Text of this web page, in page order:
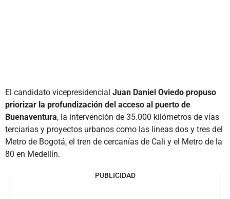
El candidato vicepresidencial Juan Daniel Oviedo propuso
priorizar la profundización del acceso al puerto de
Buenaventura, la intervención de 35.000 kilómetros de vías
terciarias y proyectos urbanos como las líneas dos y tres del
Metro de Bogotá, el tren de cercanías de Cali y el Metro de la
80 en Medellín.
PUBLICIDAD